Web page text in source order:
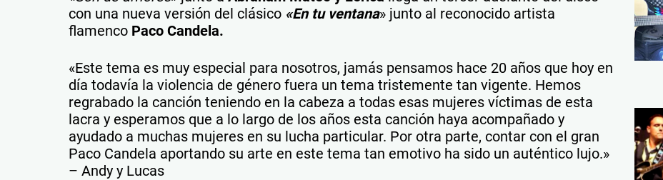
con una nueva versión del clásico «En tu ventana» junto al reconocido artista
flamenco Paco Candela.
«Este tema es muy especial para nosotros, jamás pensamos hace 20 años que hoy en
día todavía la violencia de género fuera un tema tristemente tan vigente. Hemos
regrabado la canción teniendo en la cabeza a todas esas mujeres víctimas de esta
lacra y esperamos que a lo largo de los años esta canción haya acompañado y
ayudado a muchas mujeres en su lucha particular. Por otra parte, contar con el gran
Paco Candela aportando su arte en este tema tan emotivo ha sido un auténtico lujo.»
– Andy y Lucas